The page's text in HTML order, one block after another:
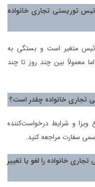
توریستی تجاری خانواده
متغیر است و بستگی به
معمولاً بین چند روز تا چند
تجاری خانواده چقدر است؟
و شرایط درخواست‌کننده
سفارت مراجعه کنید.
خانواده را لغو یا تغییر